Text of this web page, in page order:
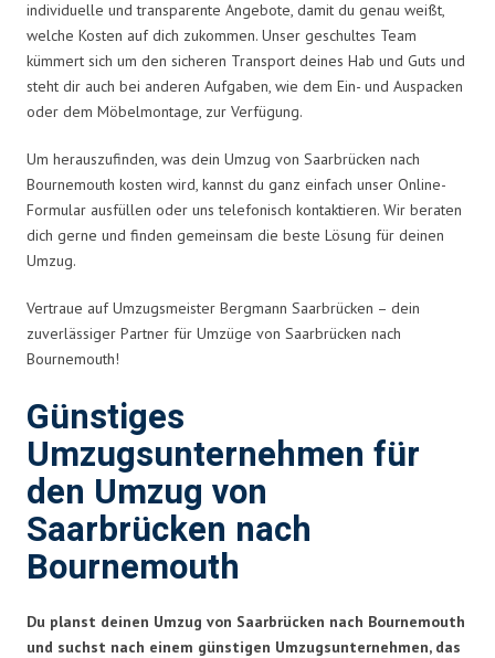
individuelle und transparente Angebote, damit du genau weißt,
welche Kosten auf dich zukommen. Unser geschultes Team
kümmert sich um den sicheren Transport deines Hab und Guts und
steht dir auch bei anderen Aufgaben, wie dem Ein- und Auspacken
oder dem Möbelmontage, zur Verfügung.
Um herauszufinden, was dein Umzug von Saarbrücken nach
Bournemouth kosten wird, kannst du ganz einfach unser Online-
Formular ausfüllen oder uns telefonisch kontaktieren. Wir beraten
dich gerne und finden gemeinsam die beste Lösung für deinen
Umzug.
Vertraue auf Umzugsmeister Bergmann Saarbrücken – dein
zuverlässiger Partner für Umzüge von Saarbrücken nach
Bournemouth!
Günstiges
Umzugsunternehmen für
den Umzug von
Saarbrücken nach
Bournemouth
Du planst deinen Umzug von Saarbrücken nach Bournemouth
und suchst nach einem günstigen Umzugsunternehmen, das